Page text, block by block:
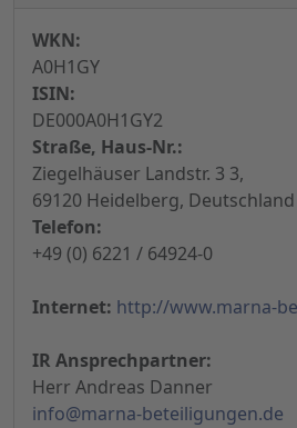
WKN:
A0H1GY
ISIN:
DE000A0H1GY2
Straße, Haus-Nr.:
Ziegelhäuser Landstr. 3 3,
69120 Heidelberg, Deutschland
Telefon:
+49 (0) 6221 / 64924-0
Internet: http://www.marna-
IR Ansprechpartner:
Herr Andreas Danner
info@marna-beteiligungen.de